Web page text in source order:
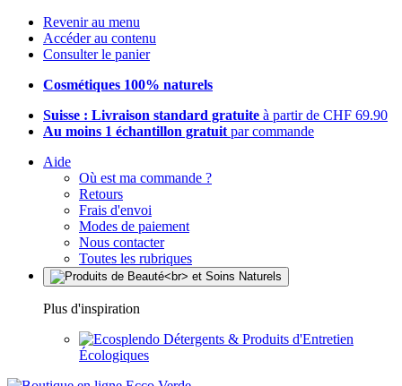
Revenir au menu
Accéder au contenu
Consulter le panier
Cosmétiques 100% naturels
Suisse : Livraison standard gratuite à partir de CHF 69.90
Au moins 1 échantillon gratuit par commande
Aide
Où est ma commande ?
Retours
Frais d'envoi
Modes de paiement
Nous contacter
Toutes les rubriques
Plus d'inspiration
Détergents & Produits d'Entretien
Écologiques